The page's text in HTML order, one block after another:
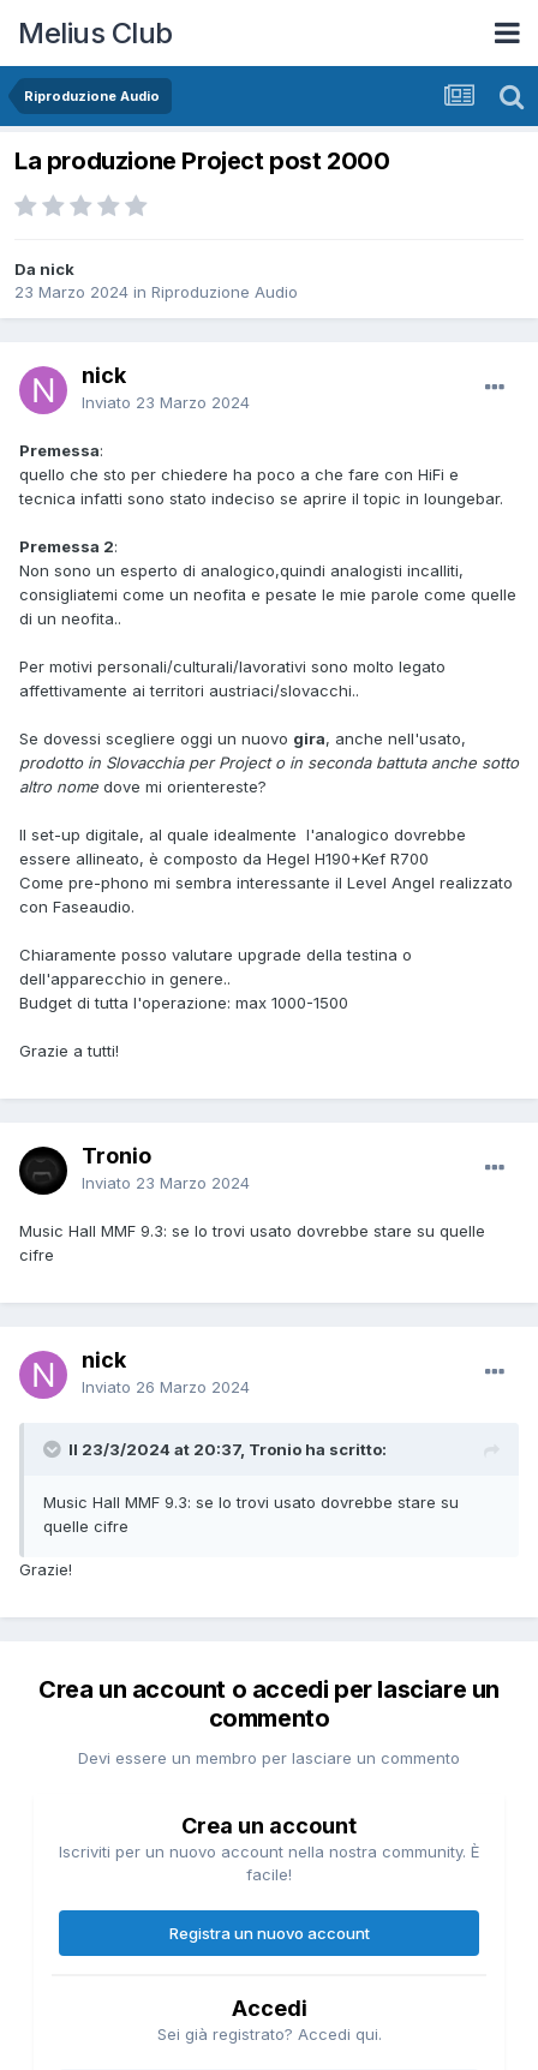
Melius Club
Riproduzione Audio
La produzione Project post 2000
Da nick
23 Marzo 2024 in Riproduzione Audio
nick
Inviato 23 Marzo 2024
Premessa:
quello che sto per chiedere ha poco a che fare con HiFi e
tecnica infatti sono stato indeciso se aprire il topic in loungebar.
Premessa 2:
Non sono un esperto di analogico,quindi analogisti incalliti,
consigliatemi come un neofita e pesate le mie parole come quelle
di un neofita..
Per motivi personali/culturali/lavorativi sono molto legato
affettivamente ai territori austriaci/slovacchi..
Se dovessi scegliere oggi un nuovo gira, anche nell'usato,
prodotto in Slovacchia per Project o in seconda battuta anche sotto
altro nome dove mi orientereste?
Il set-up digitale, al quale idealmente l'analogico dovrebbe
essere allineato, è composto da Hegel H190+Kef R700
Come pre-phono mi sembra interessante il Level Angel realizzato
con Faseaudio.
Chiaramente posso valutare upgrade della testina o
dell'apparecchio in genere..
Budget di tutta l'operazione: max 1000-1500
Grazie a tutti!
Tronio
Inviato 23 Marzo 2024
Music Hall MMF 9.3: se lo trovi usato dovrebbe stare su quelle
cifre
nick
Inviato 26 Marzo 2024
Il 23/3/2024 at 20:37, Tronio ha scritto:
Music Hall MMF 9.3: se lo trovi usato dovrebbe stare su
quelle cifre
Grazie!
Crea un account o accedi per lasciare un
commento
Devi essere un membro per lasciare un commento
Crea un account
Iscriviti per un nuovo account nella nostra community. È
facile!
Registra un nuovo account
Accedi
Sei già registrato? Accedi qui.